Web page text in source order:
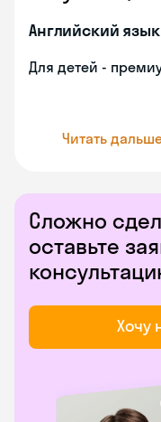
Английский язык
Для детей -
Читать
Сложно
оставьте
Хочу